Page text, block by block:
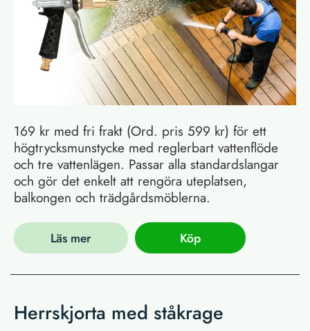
169 kr med fri frakt (Ord. pris 599 kr) för ett
högtrycksmunstycke med reglerbart vattenflöde
och tre vattenlägen. Passar alla standardslangar
och gör det enkelt att rengöra uteplatsen,
balkongen och trädgårdsmöblerna.
Läs mer Köp
Herrskjorta med ståkrage